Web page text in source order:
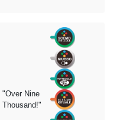
"Over Nine
Thousand!"